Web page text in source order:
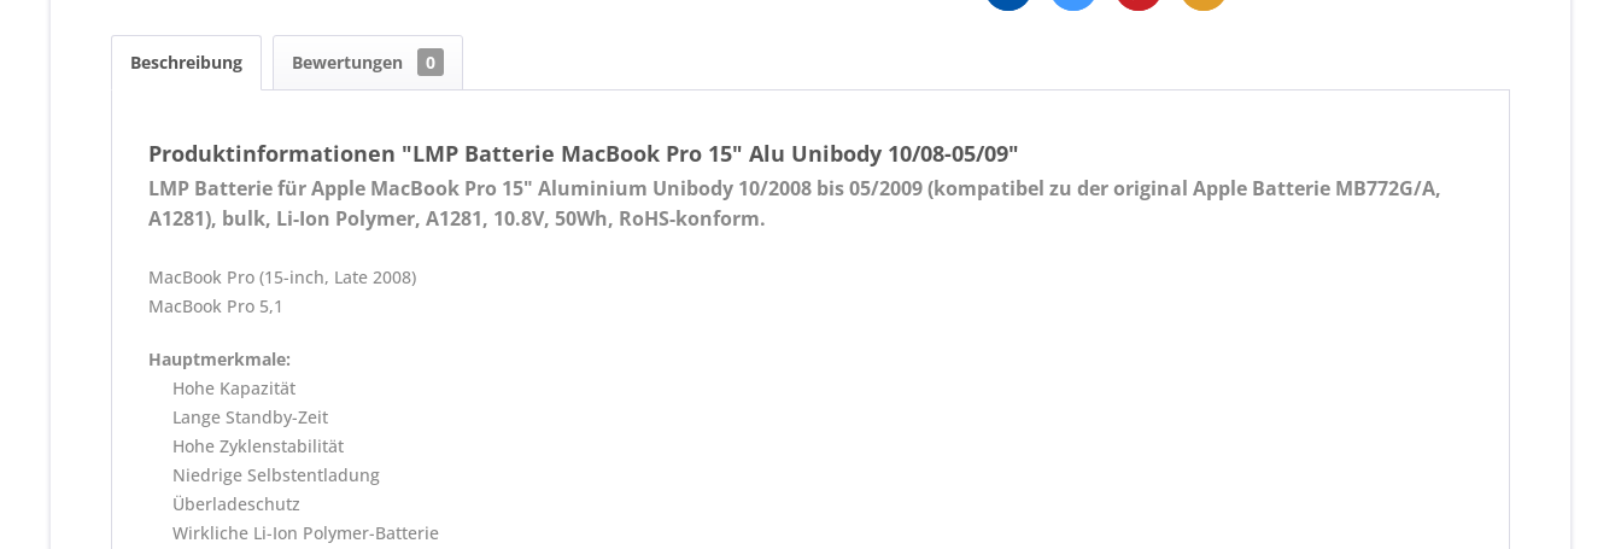
Beschreibung Bewertungen 0
Produktinformationen "LMP Batterie MacBook Pro 15" Alu Unibody 10/08-05/09"
LMP Batterie für Apple MacBook Pro 15" Aluminium Unibody 10/2008 bis 05/2009 (kompatibel zu der original Apple Batterie MB772G/A,
A1281), bulk, Li-Ion Polymer, A1281, 10.8V, 50Wh, RoHS-konform.
MacBook Pro (15-inch, Late 2008)
MacBook Pro 5,1
Hauptmerkmale:
Hohe Kapazität
Lange Standby-Zeit
Hohe Zyklenstabilität
Niedrige Selbstentladung
Überladeschutz
Wirkliche Li-Ion Polymer-Batterie